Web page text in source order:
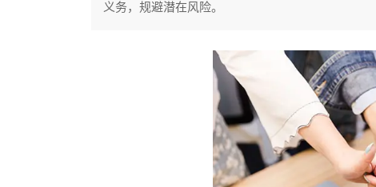
义务，规避潜在风险。